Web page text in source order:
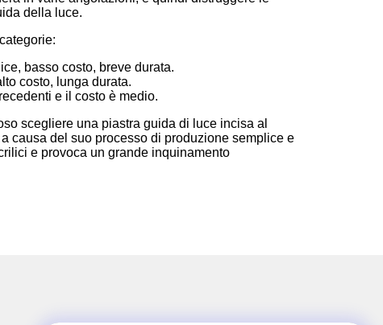
della luce.
basso costo, breve durata.
costo, lunga durata.
e il costo è medio.
scegliere una piastra guida di luce incisa al
causa del suo processo di produzione semplice e
e provoca un grande inquinamento